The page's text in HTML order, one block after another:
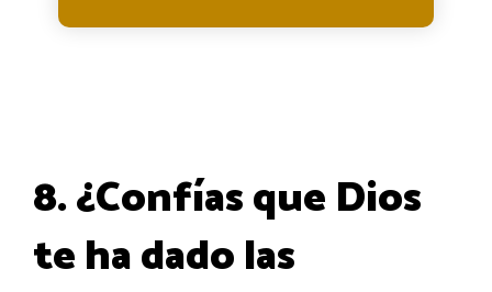
8. ¿Confías que Dios
te ha dado las